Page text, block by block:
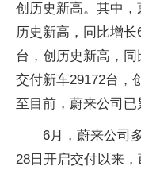
创历史新高。其中，
历史新高，同比增
台，创历史新高，
交付新车29172台，
至目前，蔚来公司已
6月，蔚来公司
28日开启交付以来